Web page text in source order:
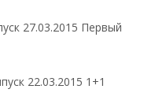
27.03.2015 Первый
22.03.2015 1+1